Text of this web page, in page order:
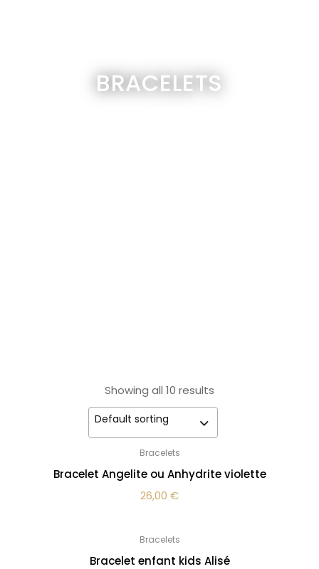
BRACELETS
Showing all 10 results
Default sorting
Bracelets
Bracelet Angelite ou Anhydrite violette
26,00 €
Bracelets
Bracelet enfant kids Alisé